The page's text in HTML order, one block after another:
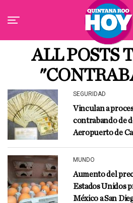
ALL POSTS
SEGURIDAD
Vinculan a
contrabando de
Aeropuerto de
MUNDO
Aumento del
Estados Unidos
México a San